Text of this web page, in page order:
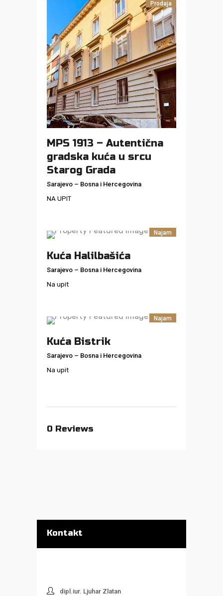
Prodaja
MPS 1913 – Autentična
gradska kuća u srcu
Starog Grada
Sarajevo – Bosna i Hercegovina
NA UPIT
Najam
Kuća Halilbašića
Sarajevo – Bosna i Hercegovina
Na upit
Najam
Kuća Bistrik
Sarajevo – Bosna i Hercegovina
Na upit
0 Reviews
Kontakt
dipl.iur. Ljuhar Zlatan